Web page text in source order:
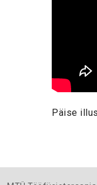
Päise